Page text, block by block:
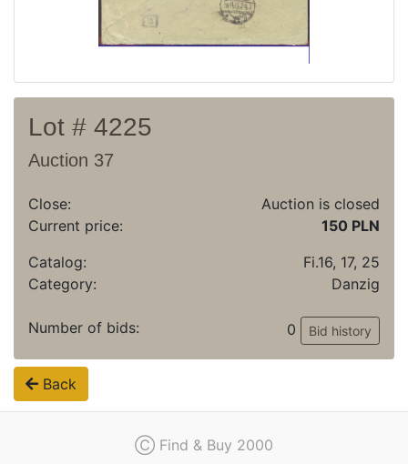
Lot # 4225
Auction 37
Close:
Auction is closed
Current price:
150 PLN
Catalog:
Fi.16, 17, 25
Category:
Danzig
Number of bids: 0 Bid history
Back
Ⓒ Find & Buy 2000